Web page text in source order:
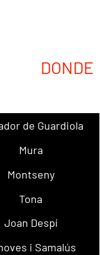
DONDE
de Guardiola
Mura
Montseny
Tona
Joan Despí
i Samalús